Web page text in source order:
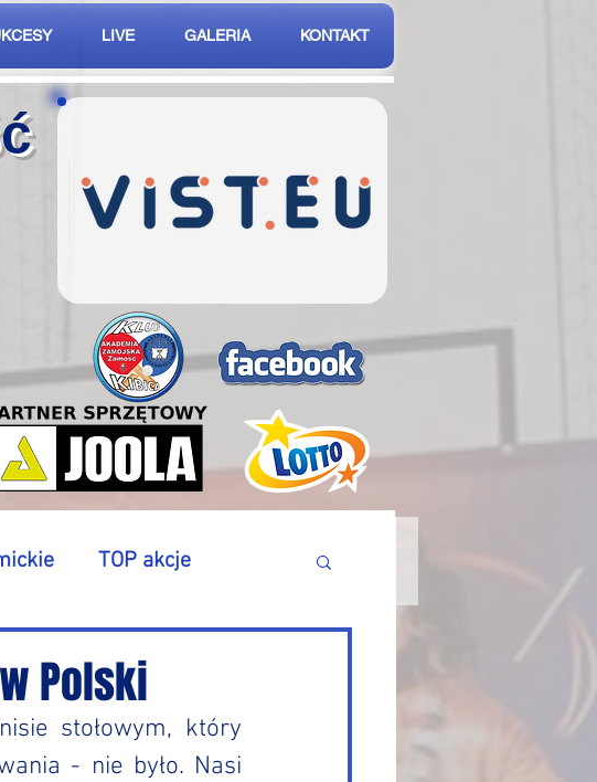
LIVE GALERIA KONTAKT
TOP akcje
Polski
stołowym, który
- nie było. Nasi